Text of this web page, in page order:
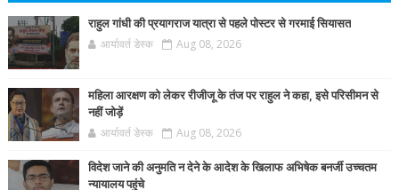
राहुल गांधी की प्रयागराज यात्रा से पहले पोस्टर से गरमाई सियासत
आर्यावर्त डेस्क Aug 08, 2026
महिला आरक्षण को लेकर रीजीजू के तंज पर राहुल ने कहा, इसे परिसीमन से
नहीं जोड़ें
आर्यावर्त डेस्क Aug 08, 2026
विदेश जाने की अनुमति न देने के आदेश के खिलाफ अभिषेक बनर्जी उच्चतम
न्यायालय पहुंचे